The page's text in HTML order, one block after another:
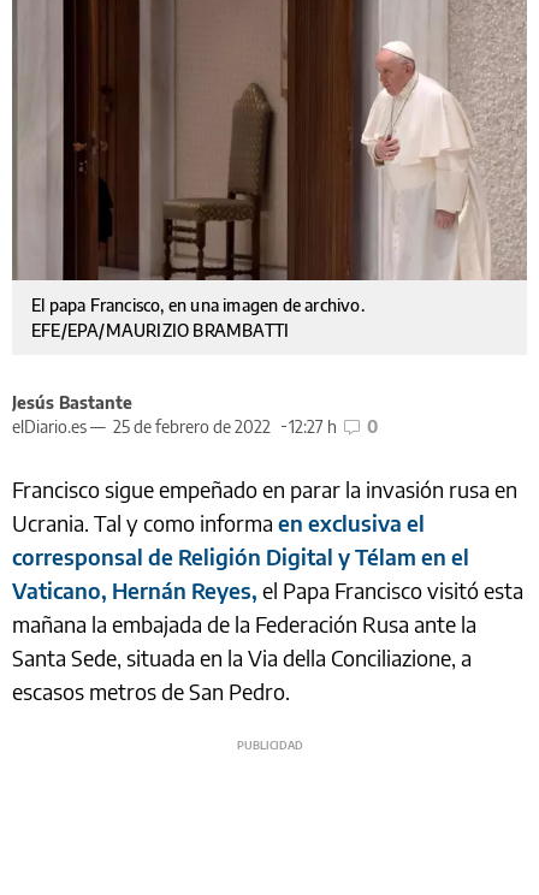
El papa Francisco, en una imagen de archivo.
EFE/EPA/MAURIZIO BRAMBATTI
Jesús Bastante
elDiario.es — 25 de febrero de 2022 12:27 h 0
Francisco sigue empeñado en parar la invasión rusa en
Ucrania. Tal y como informa en exclusiva el
corresponsal de Religión Digital y Télam en el
Vaticano, Hernán Reyes, el Papa Francisco visitó esta
mañana la embajada de la Federación Rusa ante la
Santa Sede, situada en la Via della Conciliazione, a
escasos metros de San Pedro.